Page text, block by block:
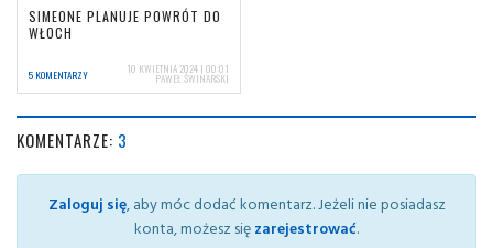
SIMEONE PLANUJE POWRÓT DO
WŁOCH
5 KOMENTARZY 10 KWIETNIA 2024 | 00:01
PAWEŁ ŚWINARSKI
KOMENTARZE: 3
Zaloguj się, aby móc dodać komentarz. Jeżeli nie posiadasz
konta, możesz sięzarejestrować.